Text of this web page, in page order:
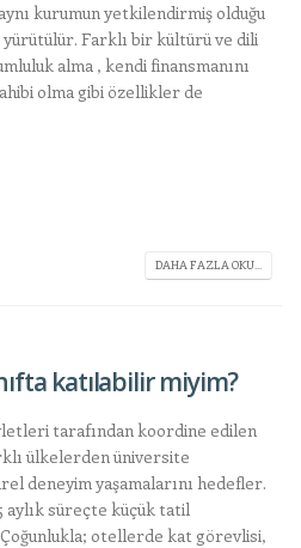
kurumun yetkilendirmiş olduğu
Farklı bir kültürü ve dili
alma , kendi finansmanını
olma gibi özellikler de
DAHA FAZLA OKU...
katılabilir miyim?
tarafından koordine edilen
ülkelerden üniversite
deneyim yaşamalarını hedefler.
aylık süreçte küçük tatil
otellerde kat görevlisi,